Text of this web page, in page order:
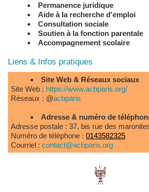
Permanence juridique
Aide à la recherche d'emploi
Consultation sociale
Soutien à la fonction parentale
Accompagnement scolaire
Liens & Infos pratiques
Site Web & Réseaux sociaux
Site Web : https://www.acbparis.org/
Réseaux : @acbparis
Adresse & numéro de
Adresse postale : 37, bis rue des
Numéro de téléphone : 0143582325
Courriel : contact@acbparis.org